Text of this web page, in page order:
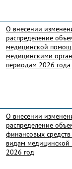
О внесении
распределение
медицинской
медицинскими
периодам 2026 года
О внесении
распределение
финансовых
видам
2026 год